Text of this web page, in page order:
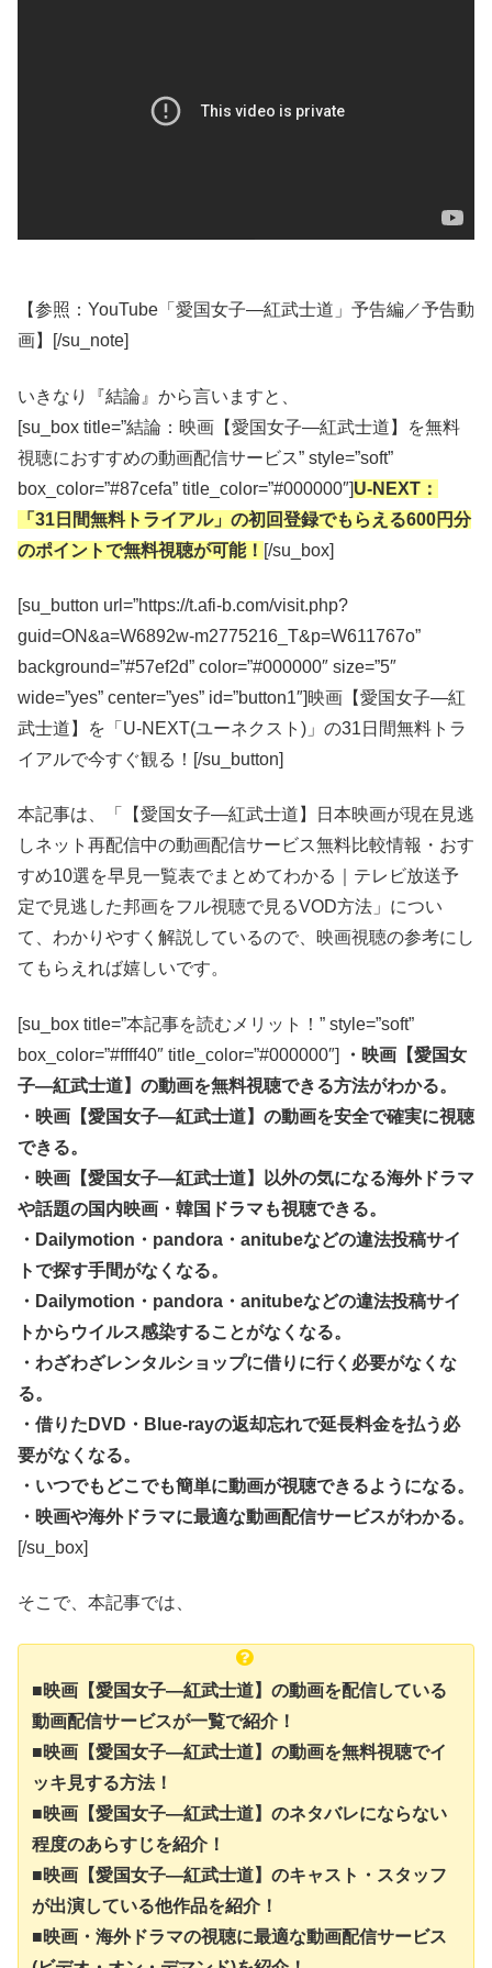
【参照：YouTube「愛国女子―紅武士道」予告編／予告動
画】[/su_note]
いきなり『結論』から言いますと、
[su_box title=”結論：映画【愛国女子―紅武士道】を無料
視聴におすすめの動画配信サービス” style=”soft”
box_color=”#87cefa” title_color=”#000000″]U-NEXT：
「31日間無料トライアル」の初回登録でもらえる600円分
のポイントで無料視聴が可能！ [/su_box]
[su_button url=”https://t.afi-b.com/visit.php?
guid=ON&a=W6892w-m2775216_T&p=W611767o”
background=”#57ef2d” color=”#000000″ size=”5″
wide=”yes” center=”yes” id=”button1″]映画【愛国女子―紅
武士道】を「U-NEXT(ユーネクスト)」の31日間無料トラ
イアルで今すぐ観る！[/su_button]
本記事は、「【愛国女子―紅武士道】日本映画が現在見逃
しネット再配信中の動画配信サービス無料比較情報・おす
すめ10選を早見一覧表でまとめてわかる｜テレビ放送予
定で見逃した邦画をフル視聴で見るVOD方法」につい
て、わかりやすく解説しているので、映画視聴の参考にし
てもらえれば嬉しいです。
[su_box title=”本記事を読むメリット！” style=”soft”
box_color=”#ffff40″ title_color=”#000000″]
・映画【愛国女
子―紅武士道】の動画を無料視聴できる方法がわかる。
・映画【愛国女子―紅武士道】の動画を安全で確実に視聴
できる。
・映画【愛国女子―紅武士道】以外の気になる海外ドラマ
や話題の国内映画・韓国ドラマも視聴できる。
・Dailymotion・pandora・anitubeなどの違法投稿サイ
トで探す手間がなくなる。
・Dailymotion・pandora・anitubeなどの違法投稿サイ
トからウイルス感染することがなくなる。
・わざわざレンタルショップに借りに行く必要がなくな
る。
・借りたDVD・Blue-rayの返却忘れで延長料金を払う必
要がなくなる。
・いつでもどこでも簡単に動画が視聴できるようになる。
・映画や海外ドラマに最適な動画配信サービスがわかる。
[/su_box]
そこで、本記事では、
■映画【愛国女子―紅武士道】の動画を配信している
動画配信サービスが一覧で紹介！
■映画【愛国女子―紅武士道】の動画を無料視聴でイ
ッキ見する方法！
■映画【愛国女子―紅武士道】のネタバレにならない
程度のあらすじを紹介！
■映画【愛国女子―紅武士道】のキャスト・スタッフ
が出演している他作品を紹介！
■映画・海外ドラマの視聴に最適な動画配信サービス